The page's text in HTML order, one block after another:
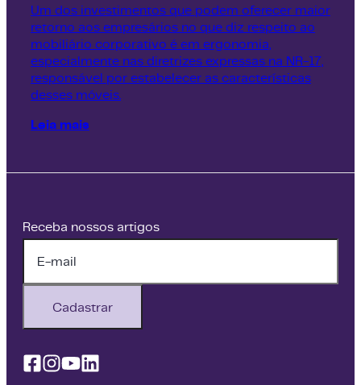
Um dos investimentos que podem oferecer maior
retorno aos empresários no que diz respeito ao
mobiliário corporativo é em ergonomia,
especialmente nas diretrizes expressas na NR-17,
responsável por estabelecer as características
desses móveis.
Leia mais
Receba nossos artigos
Cadastrar
Facebook
Instagram
YoutubeLinkedin